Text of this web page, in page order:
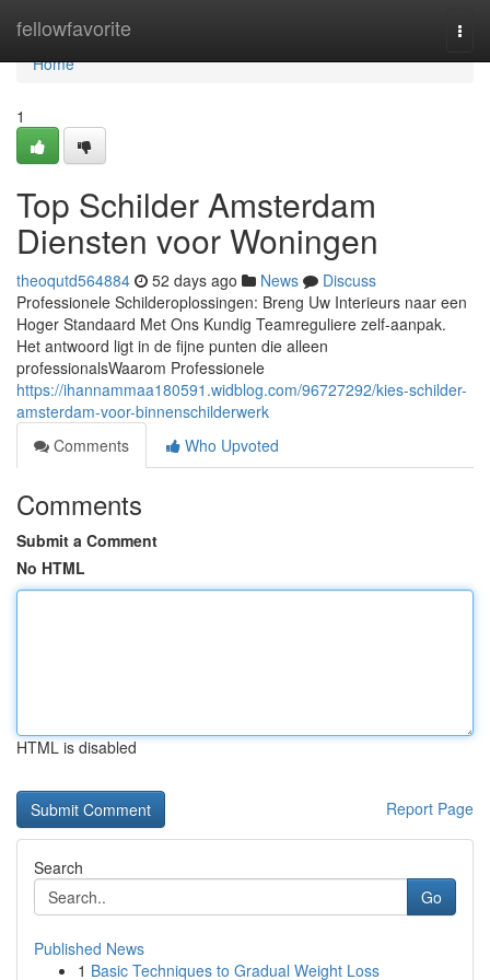
fellowfavorite
Home
Home
1
Top Schilder Amsterdam
Diensten voor Woningen
theoqutd564884 52 days ago News
Discuss
Professionele Schilderoplossingen: Breng Uw Interieurs naar een
Hoger Standaard Met Ons Kundig Teamreguliere zelf-aanpak.
Het antwoord ligt in de fijne punten die alleen
professionalsWaarom Professionele
https://ihannammaa180591.widblog.com/96727292/kies-schilder-
amsterdam-voor-binnenschilderwerk
Comments
Who Upvoted
Comments
Submit a Comment
No HTML
HTML is disabled
Report Page
Search
Go
Published News
1 Basic Techniques to Gradual Weight Loss